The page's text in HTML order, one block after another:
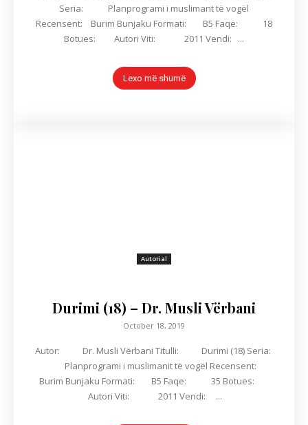
Seria: Planprogrami i muslimant të vogël
Recensent: Burim Bunjaku Formati: B5 Faqe: 18
Botues: Autori Viti: 2011 Vendi: ...
Lexo më shumë
Autorial
Durimi (18) – Dr. Musli Vërbani
October 18, 2019
Autor: Dr. Musli Vërbani Titulli: Durimi (18) Seria:
Planprogrami i muslimanit të vogël Recensent:
Burim Bunjaku Formati: B5 Faqe: 35 Botues:
Autori Viti: 2011 Vendi: ...